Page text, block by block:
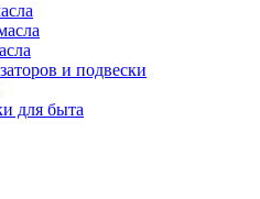
и подвески
для быта